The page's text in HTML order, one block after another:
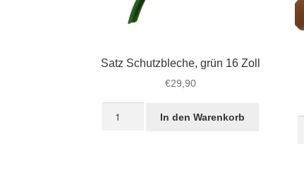
Satz Schutzbleche, grün 16 Zoll
€29,90
In den Warenkorb